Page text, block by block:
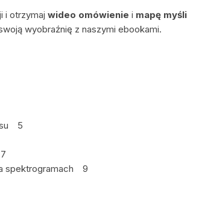
i otrzymaj wideo omówienie i mapę myśli
wyobraźnię z naszymi ebookami.
5
spektrogramach 9